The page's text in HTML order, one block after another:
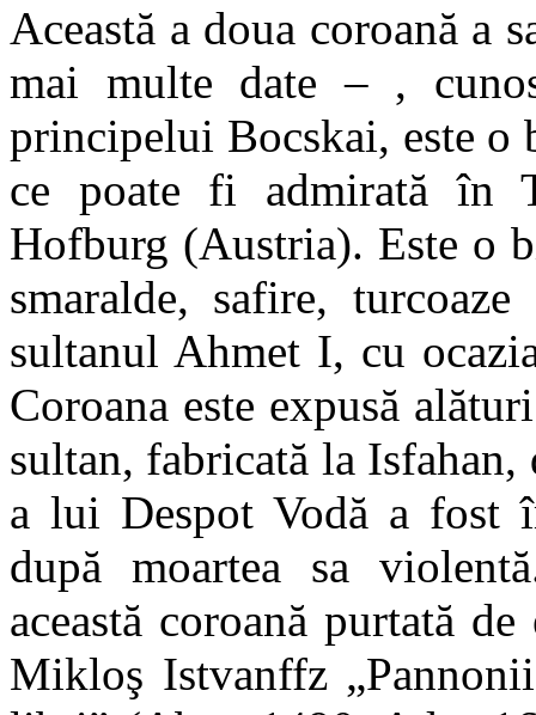
Această a doua coroană a
mai multe date – ,
principelui Bocskai, este o
ce poate fi admirată în
Hofburg (Austria). Este o
smaralde, safire,
sultanul Ahmet I, cu
Coroana este expusă
sultan, fabricată la
a lui Despot Vodă a fost
după moartea sa
această coroană purtată
Mikloş Istvanffz